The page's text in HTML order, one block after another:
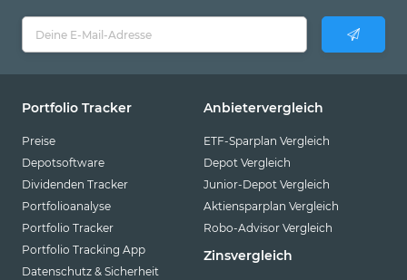
Portfolio Tracker
Preise
Depotsoftware
Dividenden Tracker
Portfolioanalyse
Portfolio Tracker
Portfolio Tracking App
Datenschutz & Sicherheit
Anbietervergleich
ETF-Sparplan Vergleich
Depot Vergleich
Junior-Depot Vergleich
Aktiensparplan Vergleich
Robo-Advisor Vergleich
Zinsvergleich